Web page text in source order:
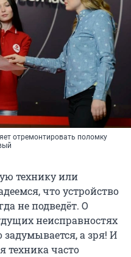
отремонтировать поломку
технику или
что устройство
не подведёт. О
неисправностях
а зря! И
техника часто